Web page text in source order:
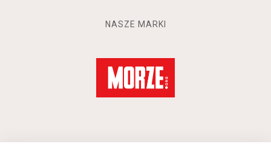
NASZE MARKI